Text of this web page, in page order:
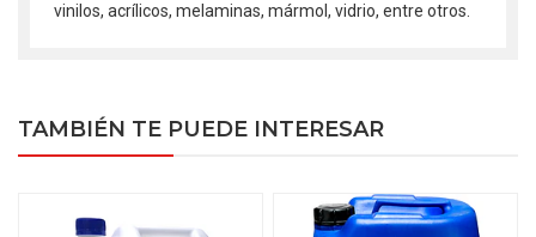
vinilos, acrílicos, melaminas, mármol, vidrio, entre otros.
TAMBIÉN TE PUEDE INTERESAR